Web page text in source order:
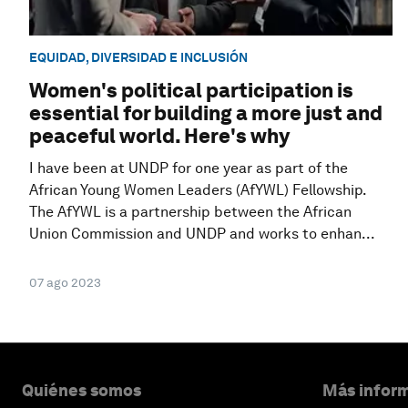
EQUIDAD, DIVERSIDAD E INCLUSIÓN
Women's political participation is
essential for building a more just and
peaceful world. Here's why
I have been at UNDP for one year as part of the
African Young Women Leaders (AfYWL) Fellowship.
The AfYWL is a partnership between the African
Union Commission and UNDP and works to enhan...
07 ago 2023
Quiénes somos Más